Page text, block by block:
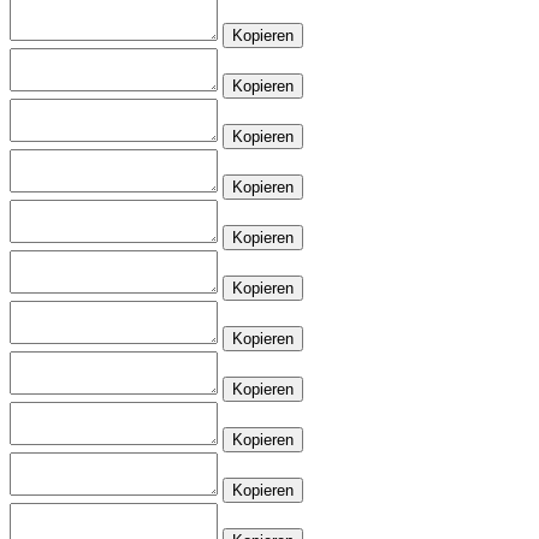
Kopieren
Kopieren
Kopieren
Kopieren
Kopieren
Kopieren
Kopieren
Kopieren
Kopieren
Kopieren